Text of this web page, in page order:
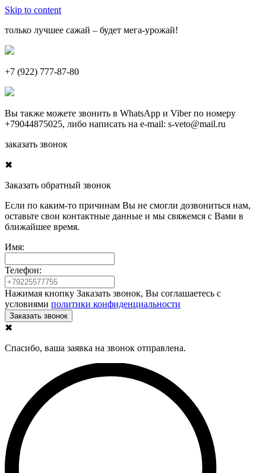
Skip to content
только лучшее сажай – будет мега-урожай!
+7 (922) 777-87-80
Вы также можете звонить в WhatsApp и Viberпо номеру
+79044875025, либо написать на e-mail: s-veto@mail.ru
заказать звонок
✖
Заказать обратный звонок
Если по каким-то причинам Вы не смогли дозвониться нам,
оставьте свои контактные данные и мы свяжемся с Вами в
ближайшее время.
Имя:
Телефон:
Нажимая кнопку Заказать звонок, Вы соглашаетесь с
условиями политики конфиденциальности
✖
Спасибо, ваша заявка на звонок отправлена.